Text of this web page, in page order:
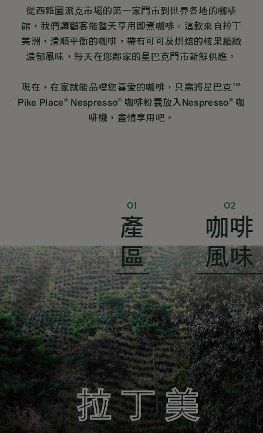
從西雅圖派克市場的第一家門市到世界各地的咖啡
館，我們讓顧客能整天享用即煮咖啡。這款來自拉丁
美洲，滑順平衡的咖啡，帶有可可及烘焙的核果細緻
濃郁風味，每天在您鄰家的星巴克門市新鮮供應。
現在，在家就能品嚐您喜愛的咖啡，只需將星巴克™
Pike Place®Nespresso® 咖啡粉囊放入Nespresso®咖
啡機，盡情享用吧。
01
產
區
02
咖啡
風味
拉丁美
順滑及帶有朱古力味
中度